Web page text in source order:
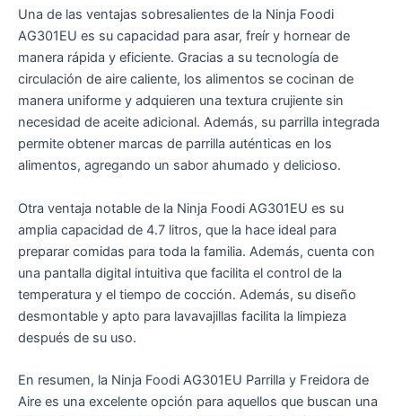
Una de las ventajas sobresalientes de la Ninja Foodi
AG301EU es su capacidad para asar, freír y hornear de
manera rápida y eficiente. Gracias a su tecnología de
circulación de aire caliente, los alimentos se cocinan de
manera uniforme y adquieren una textura crujiente sin
necesidad de aceite adicional. Además, su parrilla integrada
permite obtener marcas de parrilla auténticas en los
alimentos, agregando un sabor ahumado y delicioso.
Otra ventaja notable de la Ninja Foodi AG301EU es su
amplia capacidad de 4.7 litros, que la hace ideal para
preparar comidas para toda la familia. Además, cuenta con
una pantalla digital intuitiva que facilita el control de la
temperatura y el tiempo de cocción. Además, su diseño
desmontable y apto para lavavajillas facilita la limpieza
después de su uso.
En resumen, la Ninja Foodi AG301EU Parrilla y Freidora de
Aire es una excelente opción para aquellos que buscan una